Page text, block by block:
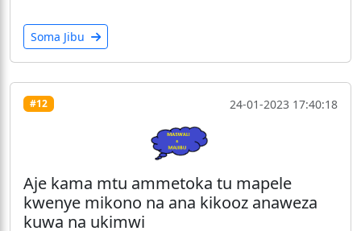
Soma Jibu
#12 24-01-2023 17:40:18
Aje kama mtu ammetoka tu mapele
kwenye mikono na ana kikooz anaweza
kuwa na ukimwi